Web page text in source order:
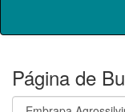
Página de